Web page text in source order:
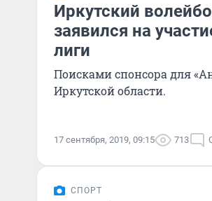
Иркутский
заявился на
лиги
Поисками спонсора для
Иркутской области.
17 сентября, 2019, 09:15 713
СПОРТ